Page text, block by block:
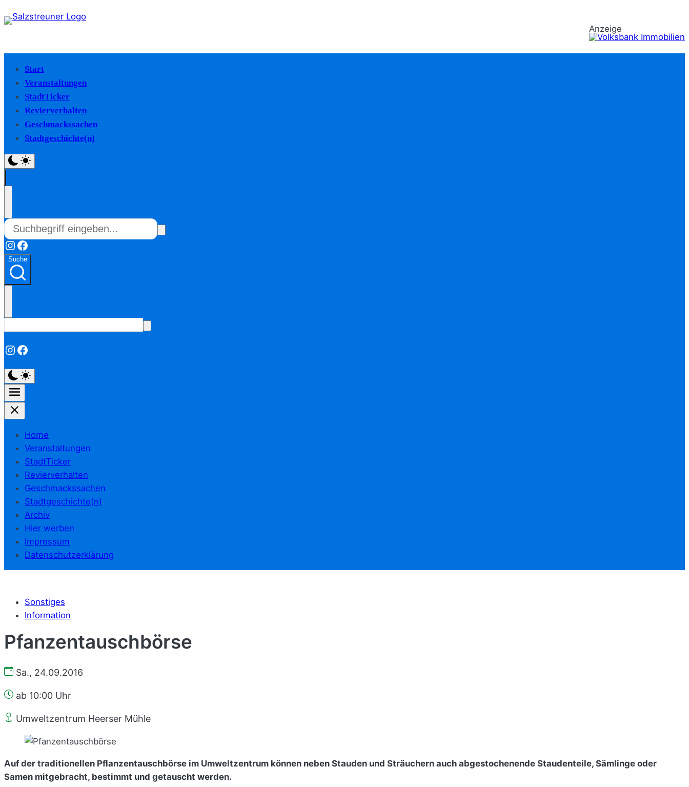
Anzeige
Start
Veranstaltungen
StadtTicker
Revierverhalten
Geschmackssachen
Stadtgeschichte(n)
Instagram
Facebook
Suche
Instagram
Facebook
Home
Veranstaltungen
StadtTicker
Revierverhalten
Geschmackssachen
Stadtgeschichte(n)
Archiv
Hier werben
Impressum
Datenschutzerklärung
Sonstiges
Information
Pfanzentauschbörse
Sa., 24.09.2016
ab 10:00 Uhr
Umweltzentrum Heerser Mühle
Auf der traditionellen Pflanzentauschbörse im Umweltzentrum können neben Stauden und Sträuchern auch abgestochenende Staudenteile, Sämlinge oder
Samen mitgebracht, bestimmt und getauscht werden.